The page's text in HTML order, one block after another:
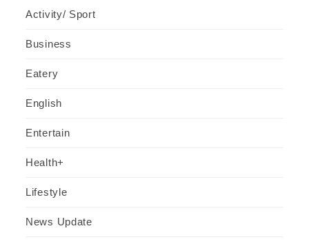
Activity/ Sport
Business
Eatery
English
Entertain
Health+
Lifestyle
News Update